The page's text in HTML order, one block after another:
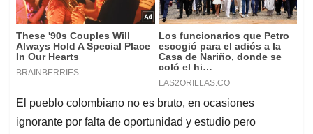
El pueblo colombiano no es bruto, en ocasiones
ignorante por falta de oportunidad y estudio pero